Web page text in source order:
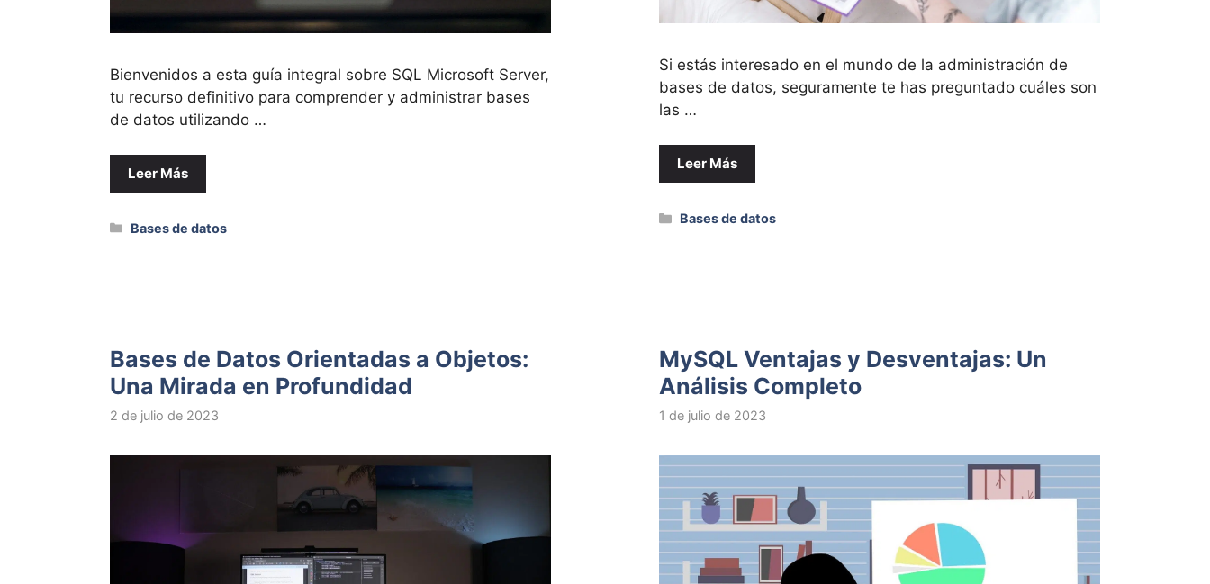
Bienvenidos a esta guía integral sobre SQL Microsoft Server,
tu recurso definitivo para comprender y administrar bases
de datos utilizando …
Leer Más
Categorías
Bases de datos
Si estás interesado en el mundo de la administración de
bases de datos, seguramente te has preguntado cuáles son
las …
Leer Más
Categorías
Bases de datos
Bases de Datos Orientadas a Objetos:
Una Mirada en Profundidad
2 de julio de 2023
MySQL Ventajas y Desventajas: Un
Análisis Completo
1 de julio de 2023